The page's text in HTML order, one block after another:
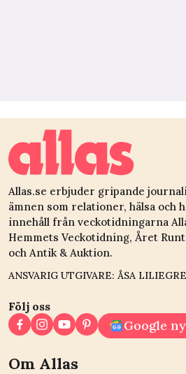
Allas.se erbjuder gripande
ämnen som relationer, hälsa och
innehåll från veckotidningarna
Hemmets Veckotidning, Året
och Antik & Auktion.
ANSVARIG UTGIVARE: ÅSA
Följ oss
Google
Om Allas